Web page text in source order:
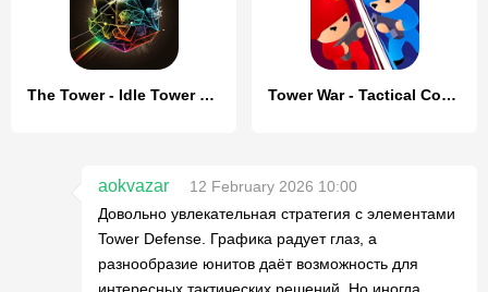
The Tower - Idle Tower Defense Tower War - Tactical Conquest
aokvazar
12 February 2026 10:00
Довольно увлекательная стратегия с элементами
Tower Defense. Графика радует глаз, а
разнообразие юнитов даёт возможность для